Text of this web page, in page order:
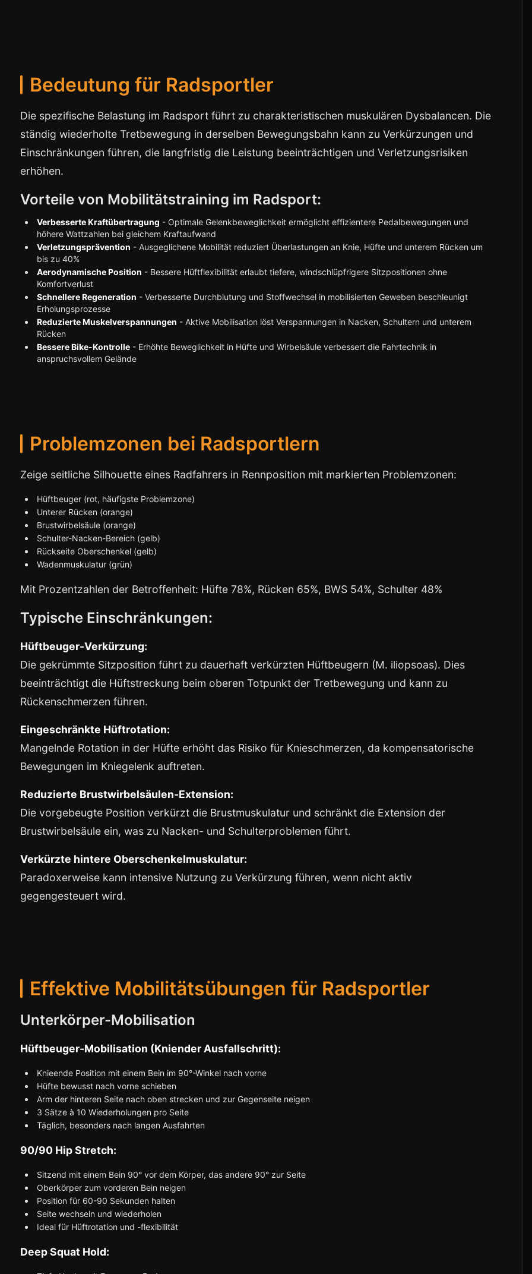
Bedeutung für Radsportler
Die spezifische Belastung im Radsport führt zu charakteristischen muskulären Dysbalancen. Die
ständig wiederholte Tretbewegung in derselben Bewegungsbahn kann zu Verkürzungen und
Einschränkungen führen, die langfristig die Leistung beeinträchtigen und Verletzungsrisiken
erhöhen.
Vorteile von Mobilitätstraining im Radsport:
Verbesserte Kraftübertragung - Optimale Gelenkbeweglichkeit ermöglicht effizientere Pedalbewegungen und
höhere Wattzahlen bei gleichem Kraftaufwand
Verletzungsprävention - Ausgeglichene Mobilität reduziert Überlastungen an Knie, Hüfte und unterem Rücken um
bis zu 40%
Aerodynamische Position - Bessere Hüftflexibilität erlaubt tiefere, windschlüpfrigere Sitzpositionen ohne
Komfortverlust
Schnellere Regeneration - Verbesserte Durchblutung und Stoffwechsel in mobilisierten Geweben beschleunigt
Erholungsprozesse
Reduzierte Muskelverspannungen - Aktive Mobilisation löst Verspannungen in Nacken, Schultern und unterem
Rücken
Bessere Bike-Kontrolle - Erhöhte Beweglichkeit in Hüfte und Wirbelsäule verbessert die Fahrtechnik in
anspruchsvollem Gelände
Problemzonen bei Radsportlern
Zeige seitliche Silhouette eines Radfahrers in Rennposition mit markierten Problemzonen:
Hüftbeuger (rot, häufigste Problemzone)
Unterer Rücken (orange)
Brustwirbelsäule (orange)
Schulter-Nacken-Bereich (gelb)
Rückseite Oberschenkel (gelb)
Wadenmuskulatur (grün)
Mit Prozentzahlen der Betroffenheit: Hüfte 78%, Rücken 65%, BWS 54%, Schulter 48%
Typische Einschränkungen:
Hüftbeuger-Verkürzung:
Die gekrümmte Sitzposition führt zu dauerhaft verkürzten Hüftbeugern (M. iliopsoas). Dies
beeinträchtigt die Hüftstreckung beim oberen Totpunkt der Tretbewegung und kann zu
Rückenschmerzen führen.
Eingeschränkte Hüftrotation:
Mangelnde Rotation in der Hüfte erhöht das Risiko für Knieschmerzen, da kompensatorische
Bewegungen im Kniegelenk auftreten.
Reduzierte Brustwirbelsäulen-Extension:
Die vorgebeugte Position verkürzt die Brustmuskulatur und schränkt die Extension der
Brustwirbelsäule ein, was zu Nacken- und Schulterproblemen führt.
Verkürzte hintere Oberschenkelmuskulatur:
Paradoxerweise kann intensive Nutzung zu Verkürzung führen, wenn nicht aktiv
gegengesteuert wird.
Effektive Mobilitätsübungen für Radsportler
Unterkörper-Mobilisation
Hüftbeuger-Mobilisation (Kniender Ausfallschritt):
Knieende Position mit einem Bein im 90°-Winkel nach vorne
Hüfte bewusst nach vorne schieben
Arm der hinteren Seite nach oben strecken und zur Gegenseite neigen
3 Sätze à 10 Wiederholungen pro Seite
Täglich, besonders nach langen Ausfahrten
90/90 Hip Stretch:
Sitzend mit einem Bein 90° vor dem Körper, das andere 90° zur Seite
Oberkörper zum vorderen Bein neigen
Position für 60-90 Sekunden halten
Seite wechseln und wiederholen
Ideal für Hüftrotation und -flexibilität
Deep Squat Hold: